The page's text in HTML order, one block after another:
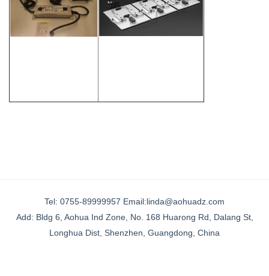
Tel: 0755-89999957 Email:linda@aohuadz.com
Add: Bldg 6, Aohua Ind Zone, No. 168 Huarong Rd, Dalang St,
Longhua Dist, Shenzhen, Guangdong, China